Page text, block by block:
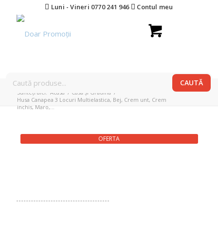
Luni - Vineri 0770 241 946 Contul meu
Sunteți aici: Acasa / Casă și Grădină /
Husa Canapea 3 Locuri Multielastica, Bej, Crem unt, Crem
inchis, Maro,...
OFERTA